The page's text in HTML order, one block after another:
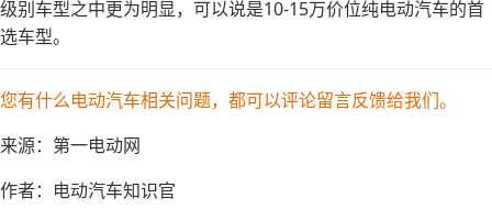
级别车型之中更为明显，可以说是10-15万价位纯电动汽车的首
选车型。
您有什么电动汽车相关问题，都可以评论留言反馈给我们。
来源：第一电动网
作者：电动汽车知识官